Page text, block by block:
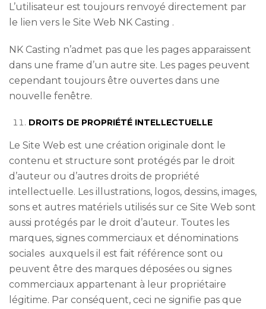
L’utilisateur est toujours renvoyé directement par
le lien vers le Site Web NK Casting .
NK Casting n’admet pas que les pages apparaissent
dans une frame d’un autre site. Les pages peuvent
cependant toujours être ouvertes dans une
nouvelle fenêtre.
DROITS DE PROPRIÉTÉ INTELLECTUELLE
Le Site Web est une création originale dont le
contenu et structure sont protégés par le droit
d’auteur ou d’autres droits de propriété
intellectuelle. Les illustrations, logos, dessins, images,
sons et autres matériels utilisés sur ce Site Web sont
aussi protégés par le droit d’auteur. Toutes les
marques, signes commerciaux et dénominations
sociales auxquels il est fait référence sont ou
peuvent être des marques déposées ou signes
commerciaux appartenant à leur propriétaire
légitime. Par conséquent, ceci ne signifie pas que